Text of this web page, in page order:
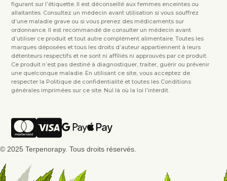
figurant sur l’étiquette. Il est déconseillé aux femmes enceintes ou
allaitantes. Consultez un médecin avant utilisation si vous souffrez
d’une maladie grave ou si vous prenez des médicaments sur
ordonnance. Il est recommandé de consulter un médecin avant
d’utiliser ce produit et tout autre complément alimentaire. Toutes les
marques déposées et tous les droits d’auteur appartiennent à leurs
détenteurs respectifs et ne sont ni affiliés ni approuvés par ce produit.
Ce produit n’est pas destiné à diagnostiquer, traiter, guérir ou prévenir
une quelconque maladie. En utilisant ce site, vous acceptez de
respecter la Politique de confidentialité et toutes les Conditions
générales imprimées sur ce site. Nul là où la loi l’interdit.
© 2025 Terpenorapy. Tous droits réservés.